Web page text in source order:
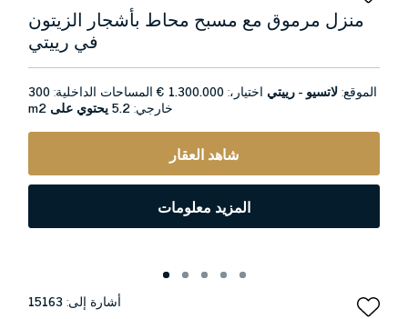
منزل مرموق مع مسبح محاط بأشجار الزيتون
في رييتي
الموقع:لاتسيو - رييتي اختيار،:1.300.000 € المساحات الداخلية:300
m2 خارجي:5.2 يحتوي على
شاهد العقار
المزيد معلومات
أشارة إلى:15163